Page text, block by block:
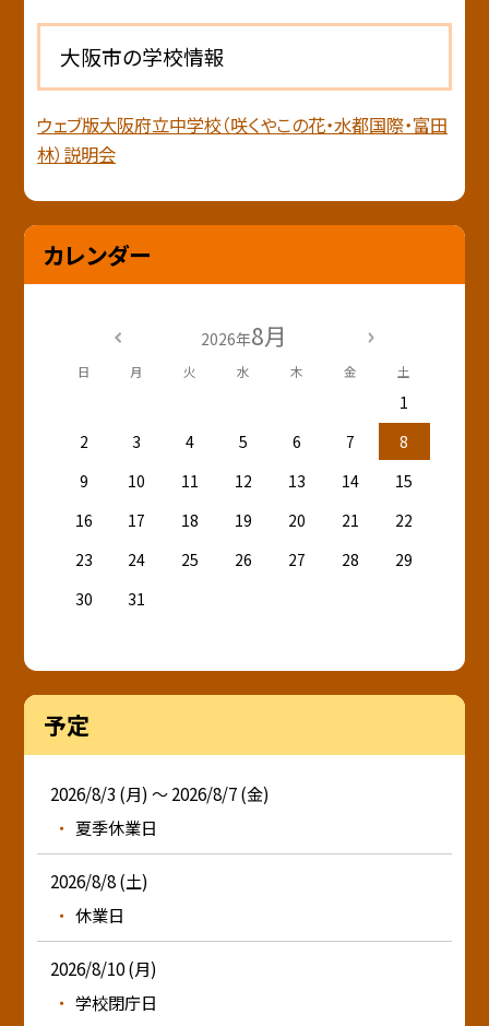
大阪市の学校情報
ウェブ版大阪府立中学校（咲くやこの花・水都国際・富田
林）説明会
カレンダー
2026年8月
日 月 火 水 木 金 土
1
2
3 4 5 6 7
8
9
10 11 12 13 14
15
16
17 18 19 20 21
22
23
24 25 26 27 28
29
30
31
予定
2026/8/3 (月) ～ 2026/8/7 (金)
夏季休業日
2026/8/8 (土)
休業日
2026/8/10 (月)
学校閉庁日